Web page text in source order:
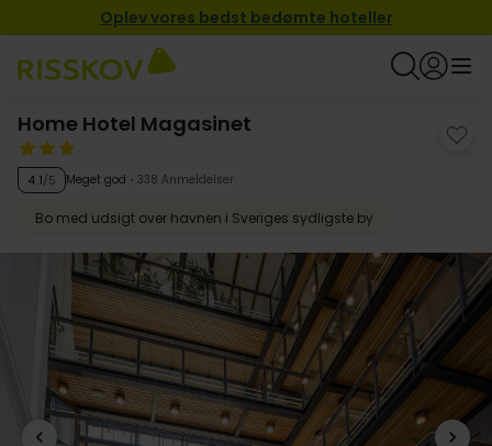
Oplev vores bedst bedømte hoteller
Home Hotel Magasinet
4.1/5 Meget god 338 Anmeldelser
Bo med udsigt over havnen i Sveriges sydligste by